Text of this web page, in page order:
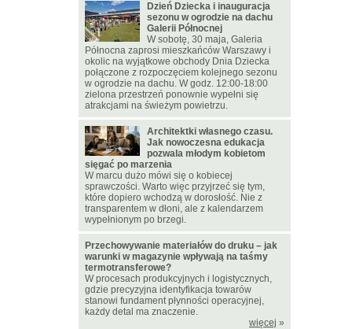
Dzień Dziecka i inauguracja
sezonu w ogrodzie na dachu
Galerii Północnej
W sobotę, 30 maja, Galeria
Północna zaprosi mieszkańców Warszawy i
okolic na wyjątkowe obchody Dnia Dziecka
połączone z rozpoczęciem kolejnego sezonu
w ogrodzie na dachu. W godz. 12:00-18:00
zielona przestrzeń ponownie wypełni się
atrakcjami na świeżym powietrzu.
Architektki własnego czasu.
Jak nowoczesna edukacja
pozwala młodym kobietom
sięgać po marzenia
W marcu dużo mówi się o kobiecej
sprawczości. Warto więc przyjrzeć się tym,
które dopiero wchodzą w dorosłość. Nie z
transparentem w dłoni, ale z kalendarzem
wypełnionym po brzegi.
Przechowywanie materiałów do druku – jak
warunki w magazynie wpływają na taśmy
termotransferowe?
W procesach produkcyjnych i logistycznych,
gdzie precyzyjna identyfikacja towarów
stanowi fundament płynności operacyjnej,
każdy detal ma znaczenie.
więcej »